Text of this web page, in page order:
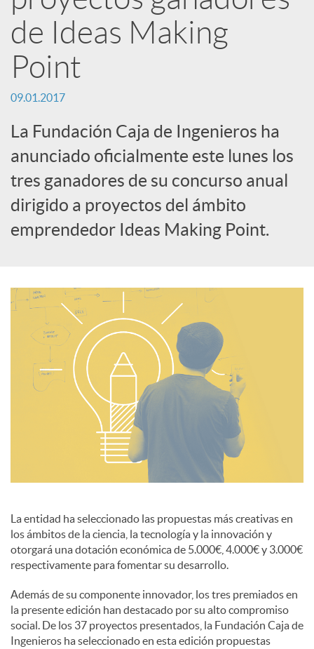
d
e
s
S
o
i
s
de Ideas Making
Point
09.01.2017
La Fundación Caja de Ingenieros ha
anunciado oficialmente este lunes los
tres ganadores de su concurso anual
dirigido a proyectos del ámbito
emprendedor Ideas Making Point.
La entidad ha seleccionado las propuestas más creativas en
los ámbitos de la ciencia, la tecnología y la innovación y
otorgará una dotación económica de 5.000€, 4.000€ y 3.000€
respectivamente para fomentar su desarrollo.
Además de su componente innovador, los tres premiados en
la presente edición han destacado por su alto compromiso
social. De los 37 proyectos presentados, la Fundación Caja de
Ingenieros ha seleccionado en esta edición propuestas